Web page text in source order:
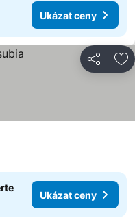
Ukázat ceny
Sdílet
Ukázat ceny